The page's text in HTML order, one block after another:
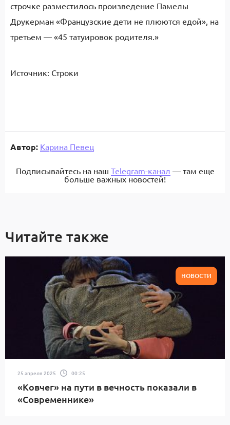
строчке разместилось произведение Памелы
Друкерман «Французские дети не плюются едой», на
третьем — «45 татуировок родителя.»
Источник: Строки
Автор: Карина Певец
Подписывайтесь на наш Telegram-канал — там еще
больше важных новостей!
Читайте также
НОВОСТИ
25 апреля 2025 00:25
«Ковчег» на пути в вечность показали в
«Современнике»